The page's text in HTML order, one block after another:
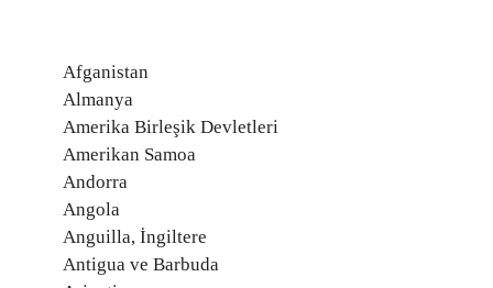
Afganistan
Almanya
Amerika Birleşik Devletleri
Amerikan Samoa
Andorra
Angola
Anguilla, İngiltere
Antigua ve Barbuda